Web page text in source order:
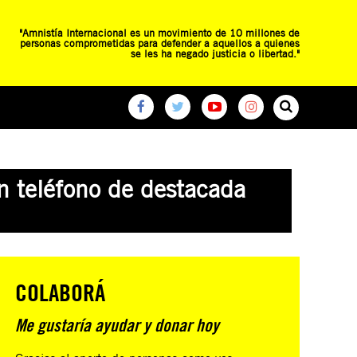
"Amnistía Internacional es un movimiento de 10 millones de
personas comprometidas para defender a aquellos a quienes
se les ha negado justicia o libertad."
teléfono de destacada
COLABORÁ
Me gustaría ayudar y donar hoy